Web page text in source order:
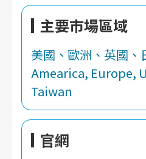
主要市場區域
美國、歐洲、英國、
Amearica, Europe,
Taiwan
官網